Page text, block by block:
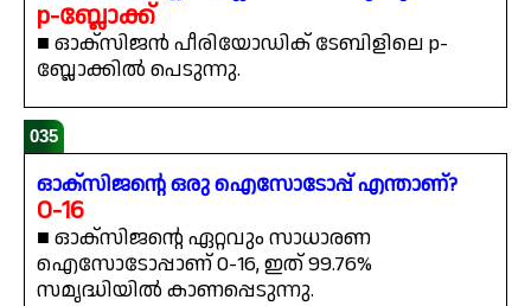
p-ബ്ലോക്ക്
■ ഓക്സിജൻ പീരിയോഡിക് ടേബിളിലെ p-
ബ്ലോക്കിൽ പെടുന്നു.
035
ഓക്സിജന്റെ ഒരു ഐസോടോപ്പ് എന്താണ്?
O-16
■ ഓക്സിജന്റെ ഏറ്റവും സാധാരണ
ഐസോടോപ്പാണ് O-16, ഇത് 99.76%
സമൃദ്ധിയിൽ കാണപ്പെടുന്നു.